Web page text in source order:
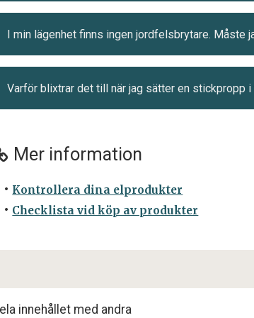
I min lägenhet finns ingen jordfelsbrytare. Måste
Varför blixtrar det till när jag sätter en stickpropp i
Mer information
Kontrollera dina elprodukter
Checklista vid köp av produkter
innehållet med andra